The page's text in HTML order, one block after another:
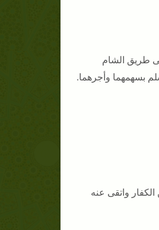
طريق الشام
بسهمهما وأجرهما.
واتقى عنه